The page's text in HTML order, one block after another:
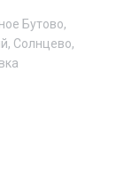
Бутово,
Солнцево,